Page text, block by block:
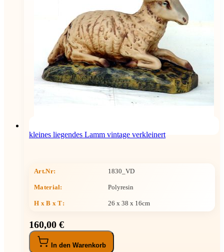
kleines liegendes Lamm vintage verkleinert
Art.Nr: 1830_VD
Material: Polyresin
H x B x T: 26 x 38 x 16cm
160,00 €
In den Warenkorb